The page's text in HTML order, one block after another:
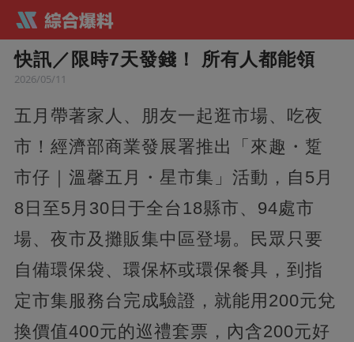
快訊／限時7天發錢！ 所有人都能領
2026/05/11
五月帶著家人、朋友一起逛市場、吃夜
市！經濟部商業發展署推出「來趣・踅
市仔｜溫馨五月・星市集」活動，自5月
8日至5月30日于全台18縣市、94處市
場、夜市及攤販集中區登場。民眾只要
自備環保袋、環保杯或環保餐具，到指
定市集服務台完成驗證，就能用200元兌
換價值400元的巡禮套票，內含200元好